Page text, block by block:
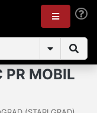
PR MOBIL